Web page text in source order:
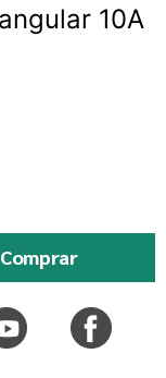
10A
Comprar